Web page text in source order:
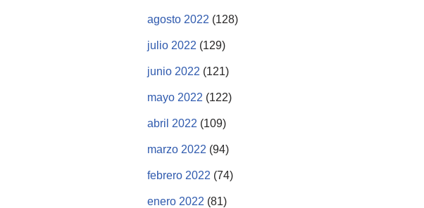
agosto 2022 (128)
julio 2022 (129)
junio 2022 (121)
mayo 2022 (122)
abril 2022 (109)
marzo 2022 (94)
febrero 2022 (74)
enero 2022 (81)